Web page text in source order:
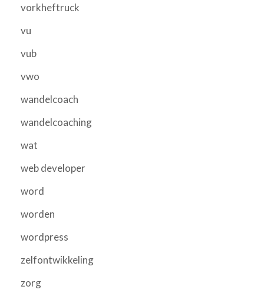
vorkheftruck
vu
vub
vwo
wandelcoach
wandelcoaching
wat
web developer
word
worden
wordpress
zelfontwikkeling
zorg